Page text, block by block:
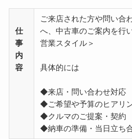
仕
事
内
容
ご来店された方や問い合
へ、中古車のご案内を行
営業スタイル＞
具体的には
◆来店・問い合わせ対応
◆ご希望や予算のヒアリ
◆クルマのご提案・契約
◆納車の準備・当日立ち